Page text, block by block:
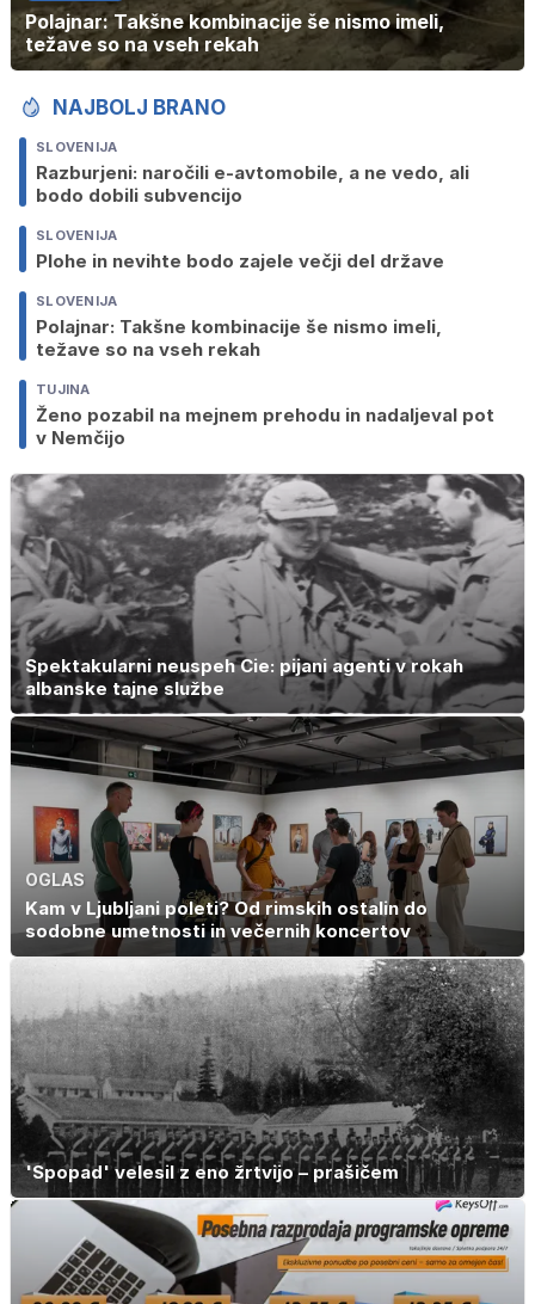
Polajnar: Takšne kombinacije še nismo imeli,
težave so na vseh rekah
NAJBOLJ BRANO
SLOVENIJA
Razburjeni: naročili e-avtomobile, a ne vedo, ali
bodo dobili subvencijo
SLOVENIJA
Plohe in nevihte bodo zajele večji del države
SLOVENIJA
Polajnar: Takšne kombinacije še nismo imeli,
težave so na vseh rekah
TUJINA
Ženo pozabil na mejnem prehodu in nadaljeval pot
v Nemčijo
Spektakularni neuspeh Cie: pijani agenti v rokah
albanske tajne službe
OGLAS
Kam v Ljubljani poleti? Od rimskih ostalin do
sodobne umetnosti in večernih koncertov
'Spopad' velesil z eno žrtvijo – prašičem